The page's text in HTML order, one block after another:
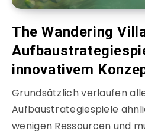
The Wandering
innovativem
Grundsätzlich verlaufen
Aufbaustrategiespiele
wenigen Ressourcen und